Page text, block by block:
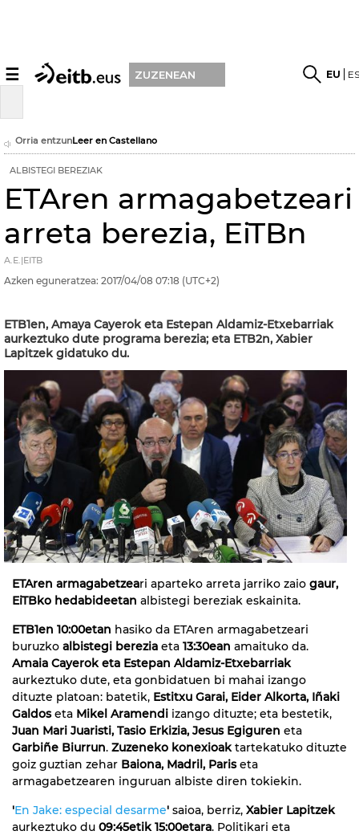
☰ ZUZENEAN EU
Orria entzunLeer en Castellano
ALBISTEGI BEREZIAK
ETAren armagabetzeari
arreta berezia, EiTBn
A.E.|EITB
Azken eguneratzea: 2017/04/08 07:18 (UTC+2)
ETB1en, Amaya Cayerok eta Estepan Aldamiz-Etxebarriak
aurkeztuko dute programa berezia; eta ETB2n, Xabier
Lapitzek gidatuko du.
ETAren armagabetzeari aparteko arreta jarriko zaio gaur,
EiTBko hedabideetan albistegi bereziak eskainita.
ETB1en 10:00etan hasiko da ETAren armagabetzeari
buruzko albistegi berezia eta 13:30ean amaituko da.
Amaia Cayerok eta Estepan Aldamiz-Etxebarriak
aurkeztuko dute, eta gonbidatuen bi mahai izango
dituzte platoan: batetik, Estitxu Garai, Eider Alkorta, Iñaki
Galdoseta Mikel Aramendi izango dituzte; eta bestetik,
Juan Mari Juaristi, Tasio Erkizia, Jesus Egiguren eta
Garbiñe Biurrun. Zuzeneko konexioaktartekatuko dituzte
goiz guztian zehar Baiona, Madril, Pariseta
armagabetzearen inguruan albiste diren tokiekin.
'En Jake: especial desarme' saioa, berriz, Xabier Lapitzek
aurkeztuko du 09:45etik 15:00etara. Politikari eta